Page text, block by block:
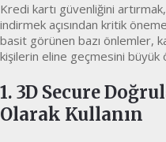
Kredi kartı güvenliğini
indirmek açısından kritik
basit görünen bazı önlemler,
kişilerin eline geçmesini büyük
1. 3D Secure
Olarak Kullanın